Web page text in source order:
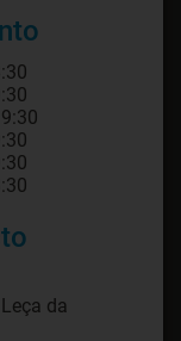
da